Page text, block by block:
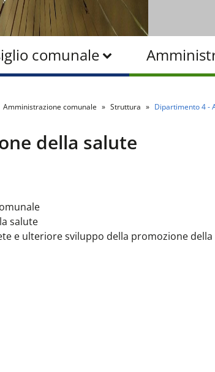
comunale
Amministrazione comunale Struttura Dipartimento 4 -
della salute
salute
e ulteriore sviluppo della promozione